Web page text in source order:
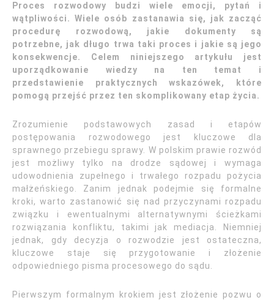
Proces rozwodowy budzi wiele emocji, pytań i
wątpliwości. Wiele osób zastanawia się, jak zacząć
procedurę rozwodową, jakie dokumenty są
potrzebne, jak długo trwa taki proces i jakie są jego
konsekwencje. Celem niniejszego artykułu jest
uporządkowanie wiedzy na ten temat i
przedstawienie praktycznych wskazówek, które
pomogą przejść przez ten skomplikowany etap życia.
Zrozumienie podstawowych zasad i etapów
postępowania rozwodowego jest kluczowe dla
sprawnego przebiegu sprawy. W polskim prawie rozwód
jest możliwy tylko na drodze sądowej i wymaga
udowodnienia zupełnego i trwałego rozpadu pożycia
małżeńskiego. Zanim jednak podejmie się formalne
kroki, warto zastanowić się nad przyczynami rozpadu
związku i ewentualnymi alternatywnymi ścieżkami
rozwiązania konfliktu, takimi jak mediacja. Niemniej
jednak, gdy decyzja o rozwodzie jest ostateczna,
kluczowe staje się przygotowanie i złożenie
odpowiedniego pisma procesowego do sądu.
Pierwszym formalnym krokiem jest złożenie pozwu o